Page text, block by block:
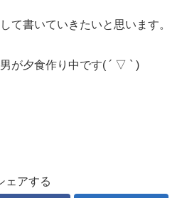
て書いていきたいと思います。
が夕食作り中です( ´ ▽ ` )
ェアする